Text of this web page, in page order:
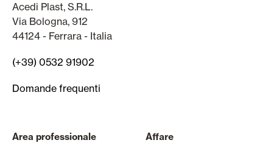
Acedi Plast, S.R.L.
Via Bologna, 912
44124 - Ferrara - Italia
(+39) 0532 91902
Domande frequenti
Area professionale Affare